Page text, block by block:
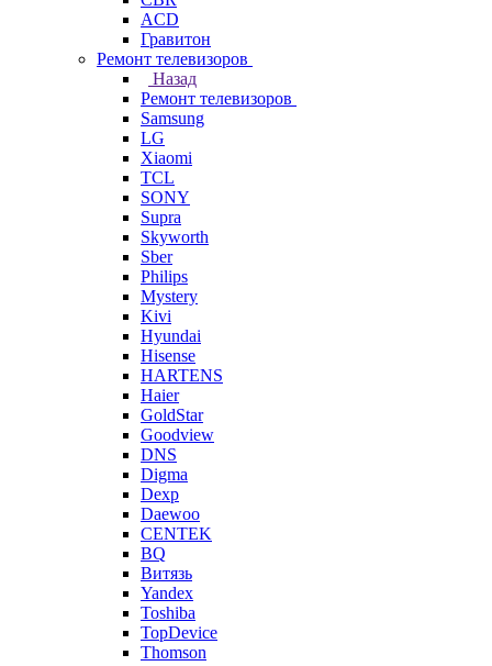
ACD
Гравитон
Ремонт телевизоров
Назад
Ремонт телевизоров
Samsung
LG
Xiaomi
TCL
SONY
Supra
Skyworth
Sber
Philips
Mystery
Kivi
Hyundai
Hisense
HARTENS
Haier
GoldStar
Goodview
DNS
Digma
Dexp
Daewoo
CENTEK
BQ
Витязь
Yandex
Toshiba
TopDevice
Thomson